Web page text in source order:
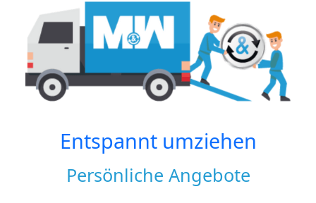
Entspannt umziehen
Persönliche Angebote